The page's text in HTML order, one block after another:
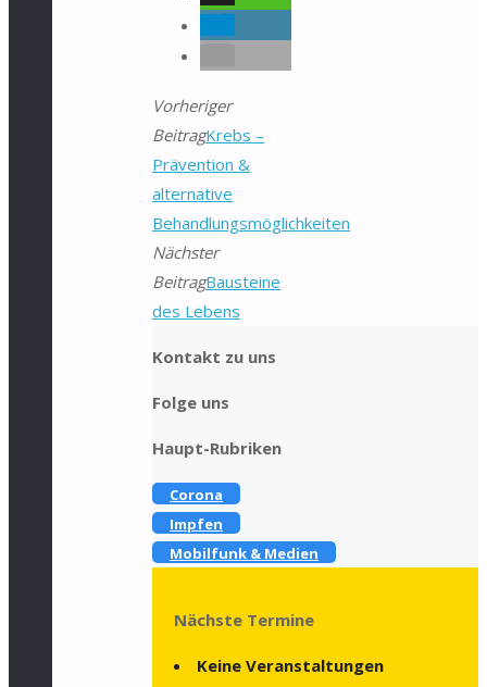
Vorheriger
BeitragKrebs –
Prävention &
alternative
Behandlungsmöglichkeiten
Nächster
BeitragBausteine
des Lebens
Kontakt zu uns
Folge uns
Haupt-Rubriken
Corona
Impfen
Mobilfunk & Medien
Nächste Termine
Keine Veranstaltungen